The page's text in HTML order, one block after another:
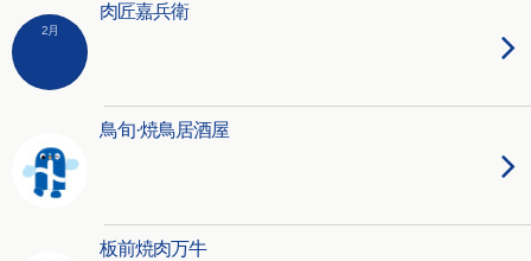
2月
肉匠嘉兵衛
鳥旬·焼鳥居酒屋
板前焼肉万牛